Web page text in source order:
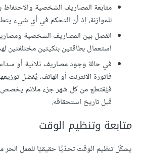
متابعة المصاريف الشخصية والاحتفاظ
للموازنة، إذ أن التحكم في أي شيء
الفصل بين المصاريف الشخصية
استعمال بطاقتين بنكيتين مختلفتين
في حالة وجود مصاريف ثلاثية أو
فاتورة الانترنت أو الهاتف، يٌفضل
فيُقتطع من كل شهر جزء ملائم يخصص
قبل تاريخ استحقاقه.
متابعة وتنظيم الوقت
يشكّل تنظيم الوقت تحدّيًا حقيقيًا للعمل